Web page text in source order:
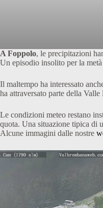
A Foppolo, le precipitazioni
Un episodio insolito per la
Il maltempo ha interessato
ha attraversato parte della Valle
Le condizioni meteo restano
quota. Una situazione tipica di
Alcune immagini dalle nostre